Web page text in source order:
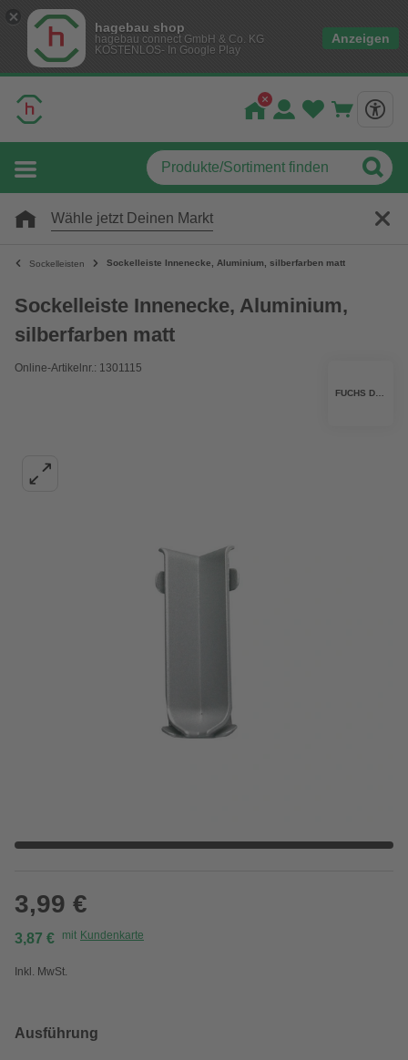
hagebau shop
hagebau connect GmbH & Co. KG
KOSTENLOS- In Google Play
Anzeigen
Wähle jetzt Deinen Markt
Sockelleisten Sockelleiste Innenecke, Aluminium, silberfarben matt
Sockelleiste Innenecke, Aluminium,
silberfarben matt
Online-Artikelnr.: 1301115
3,99 €
3,87 € mit Kundenkarte
Inkl. MwSt.
Ausführung